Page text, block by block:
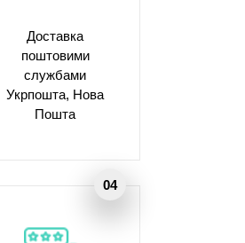
Доставка
поштовими
службами
Укрпошта, Нова
Пошта